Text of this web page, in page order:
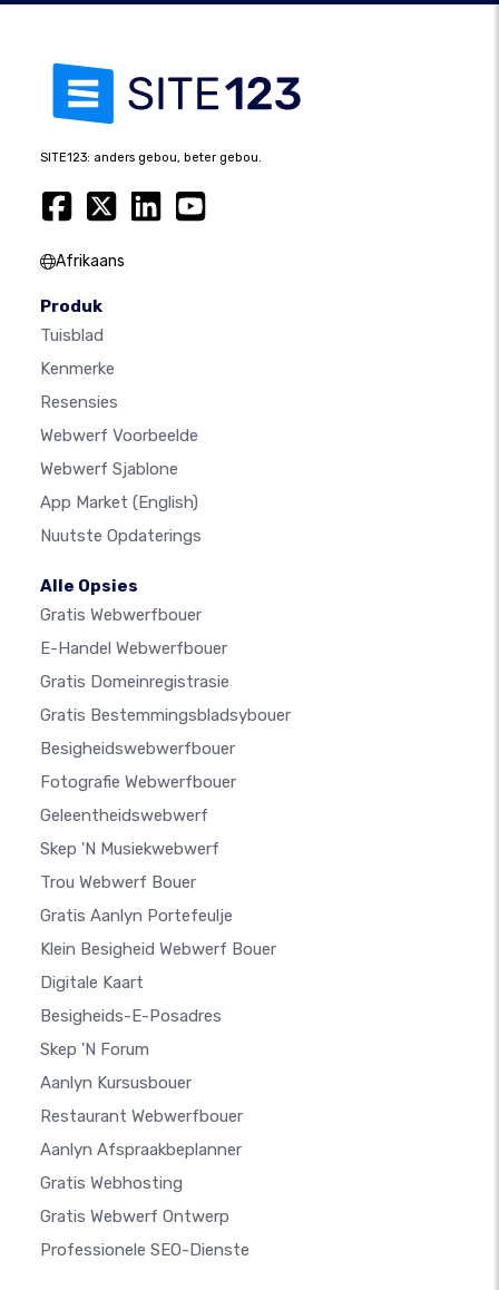
SITE123: anders gebou, beter gebou.
Afrikaans
Produk
Tuisblad
Kenmerke
Resensies
Webwerf Voorbeelde
Webwerf Sjablone
App Market (English)
Nuutste Opdaterings
Alle Opsies
Gratis Webwerfbouer
E-Handel Webwerfbouer
Gratis Domeinregistrasie
Gratis Bestemmingsbladsybouer
Besigheidswebwerfbouer
Fotografie Webwerfbouer
Geleentheidswebwerf
Skep 'n Musiekwebwerf
Trou Webwerf Bouer
Gratis Aanlyn Portefeulje
Klein Besigheid Webwerf Bouer
Digitale Kaart
Besigheids-E-Posadres
Skep 'n Forum
Aanlyn Kursusbouer
Restaurant Webwerfbouer
Aanlyn Afspraakbeplanner
Gratis Webhosting
Gratis Webwerf Ontwerp
Professionele SEO-Dienste